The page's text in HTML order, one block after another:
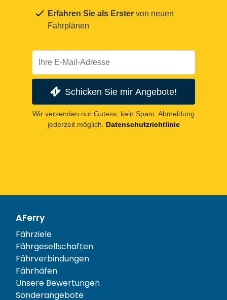
Erfahren Sie als Erster von neuen
Fahrplänen
Schicken Sie mir Angebote!
Wir versenden nur Gutess, kein Spam. Abmeldung
jederzeit möglich.
Datenschutzrichtlinie
AFerry
Fährziele
Fährgesellschaften
Fährverbindungen
Fährhäfen
Unsere Bewertungen
Sonderangebote